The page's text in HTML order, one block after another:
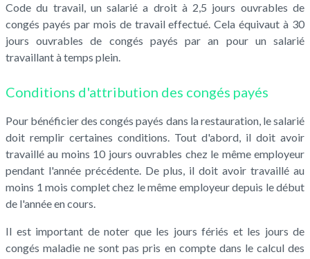
Code du travail, un salarié a droit à 2,5 jours ouvrables de
congés payés par mois de travail effectué. Cela équivaut à 30
jours ouvrables de congés payés par an pour un salarié
travaillant à temps plein.
Conditions d'attribution des congés payés
Pour bénéficier des congés payés dans la restauration, le salarié
doit remplir certaines conditions. Tout d'abord, il doit avoir
travaillé au moins 10 jours ouvrables chez le même employeur
pendant l'année précédente. De plus, il doit avoir travaillé au
moins 1 mois complet chez le même employeur depuis le début
de l'année en cours.
Il est important de noter que les jours fériés et les jours de
congés maladie ne sont pas pris en compte dans le calcul des